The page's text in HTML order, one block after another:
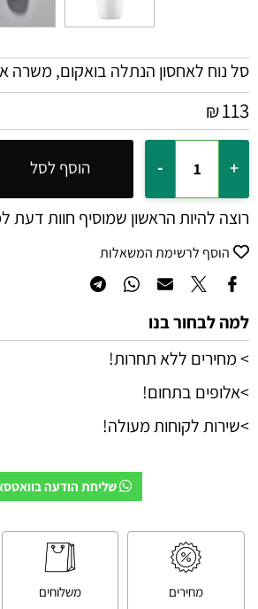
סל נוח לאחסון הנתלה בואקום, משרה
₪113
הוסף לסל
רוצה להיות הראשון שמוסיף חוות דעת
הוסף לרשימת המשאלות
למה לבחור בנו
> מחירים ללא תחרות!
>אלופים בתחום!
>שירות לקוחות מעולה!
שליחת הודעה
מחירים
משלוחים